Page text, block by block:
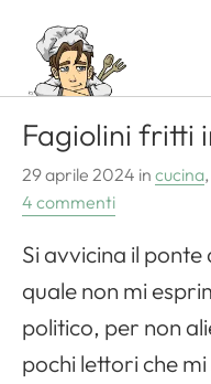
Fagiolini fritti
29 aprile 2024 in cucina,
4 commenti
Si avvicina il
quale non mi
politico, per non
pochi lettori che